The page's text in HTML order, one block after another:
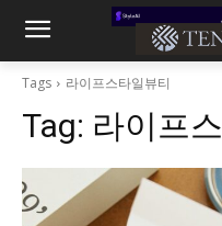
Tags 라이프스타일뷰티
Tag: 라이프